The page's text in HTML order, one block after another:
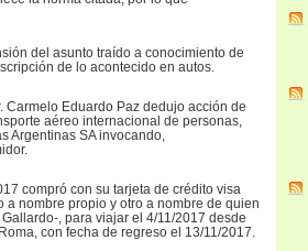
del asunto traído a conocimiento de
de lo acontecido en autos.
Carmelo Eduardo Paz dedujo acción de
aéreo internacional de personas,
Argentinas SA invocando,
compró con su tarjeta de crédito visa
nombre propio y otro a nombre de quien
, para viajar el 4/11/2017 desde
con fecha de regreso el 13/11/2017.